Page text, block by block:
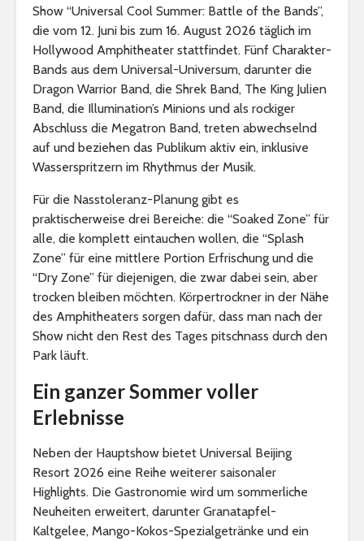
Show “Universal Cool Summer: Battle of the Bands”,
die vom 12. Juni bis zum 16. August 2026 täglich im
Hollywood Amphitheater stattfindet. Fünf Charakter-
Bands aus dem Universal-Universum, darunter die
Dragon Warrior Band, die Shrek Band, The King Julien
Band, die Illumination’s Minions und als rockiger
Abschluss die Megatron Band, treten abwechselnd
auf und beziehen das Publikum aktiv ein, inklusive
Wasserspritzern im Rhythmus der Musik.
Für die Nasstoleranz-Planung gibt es
praktischerweise drei Bereiche: die “Soaked Zone” für
alle, die komplett eintauchen wollen, die “Splash
Zone” für eine mittlere Portion Erfrischung und die
“Dry Zone” für diejenigen, die zwar dabei sein, aber
trocken bleiben möchten. Körpertrockner in der Nähe
des Amphitheaters sorgen dafür, dass man nach der
Show nicht den Rest des Tages pitschnass durch den
Park läuft.
Ein ganzer Sommer voller
Erlebnisse
Neben der Hauptshow bietet Universal Beijing
Resort 2026 eine Reihe weiterer saisonaler
Highlights. Die Gastronomie wird um sommerliche
Neuheiten erweitert, darunter Granatapfel-
Kaltgelee, Mango-Kokos-Spezialgetränke und ein